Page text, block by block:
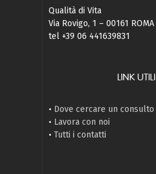
Qualità di Vita
Via Rovigo, 1 – 00161 ROMA
tel +39 06 441639831
LINK UTILI
• Dove cercare un consulto
• Lavora con noi
• Tutti i contatti